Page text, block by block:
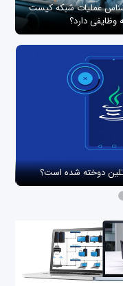
عملیات شبکه کیست
وظایفی دارد؟
دوخته شده است؟